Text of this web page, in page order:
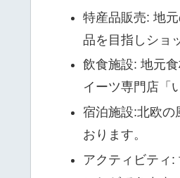
特産品販売: 地
品を目指しショ
飲食施設: 地元
イーツ専門店「
宿泊施設:北欧の
おります。
アクティビティ: